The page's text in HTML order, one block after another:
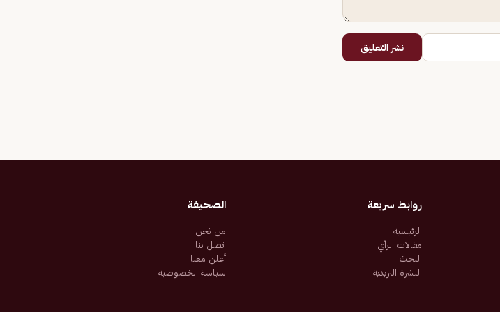
نشر التعليق
روابط سريعة
الرئيسية
مقالات الرأي
البحث
النشرة البريدية
الصحيفة
من نحن
اتصل بنا
أعلن معنا
سياسة الخصوصية